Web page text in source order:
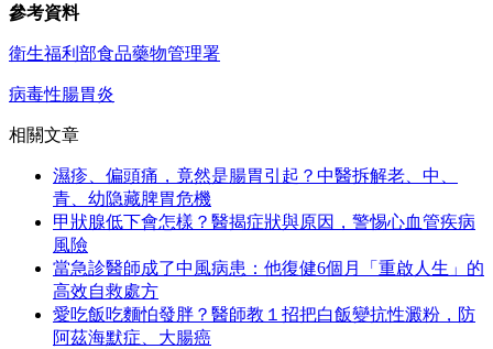
參考資料
衛生福利部食品藥物管理署
病毒性腸胃炎
相關文章
濕疹、偏頭痛，竟然是腸胃引起？中醫拆解老、中、
青、幼隐藏脾胃危機
甲狀腺低下會怎樣？醫揭症狀與原因，警惕心血管疾病
風險
當急診醫師成了中風病患：他復健6個月「重啟人生」的
高效自救處方
愛吃飯吃麵怕發胖？醫師教１招把白飯變抗性澱粉，防
阿茲海默症、大腸癌